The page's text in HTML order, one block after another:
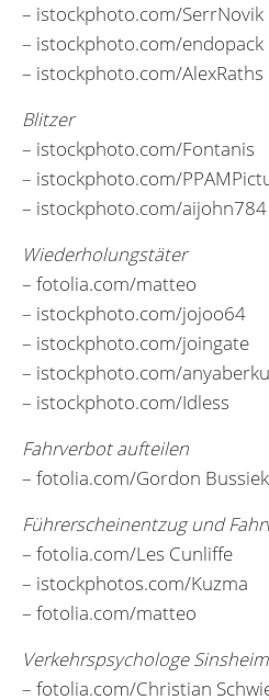
– istockphoto.com/SerrNovik
– istockphoto.com/endopack
– istockphoto.com/AlexRaths
Blitzer
– istockphoto.com/Fontanis
– istockphoto.com/
– istockphoto.com/aijohn784
Wiederholungstäter
– fotolia.com/matteo
– istockphoto.com/jojoo64
– istockphoto.com/joingate
– istockphoto.com/
– istockphoto.com/Idless
Fahrverbot aufteilen
– fotolia.com/Gordon Bussiek
Führerscheinentzug und
– fotolia.com/Les Cunliffe
– istockphotos.com/Kuzma
– fotolia.com/matteo
Verkehrspsychologe Sinsheim
– fotolia.com/Christian